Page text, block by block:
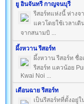
ยู อินจันทรี กาญจนบุรี
รีสอร์ทแห่งนี้ ห่าง
แควโดยใช้เวลาเดิ
จากสนามบิ ...
ผึ้งหวาน รีสอร์ท
ผึ้งหวาน รีสอร์ท ชื่อ
รีสอร์ท แควน้อย
Kwai Noi ...
เดือนฉาย รีสอร์ท
เป็นรีสอร์ทที่ตั้งอยู่